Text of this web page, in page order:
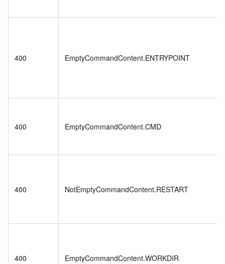
400 EmptyCommandContent.ENTRYPOINT
400 EmptyCommandContent.CMD
400 NotEmptyCommandContent.RESTART
400 EmptyCommandContent.WORKDIR